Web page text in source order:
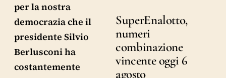
per la nostra
democrazia che il
presidente Silvio
Berlusconi ha
costantemente
SuperEnalotto,
numeri
combinazione
vincente oggi 6
agosto